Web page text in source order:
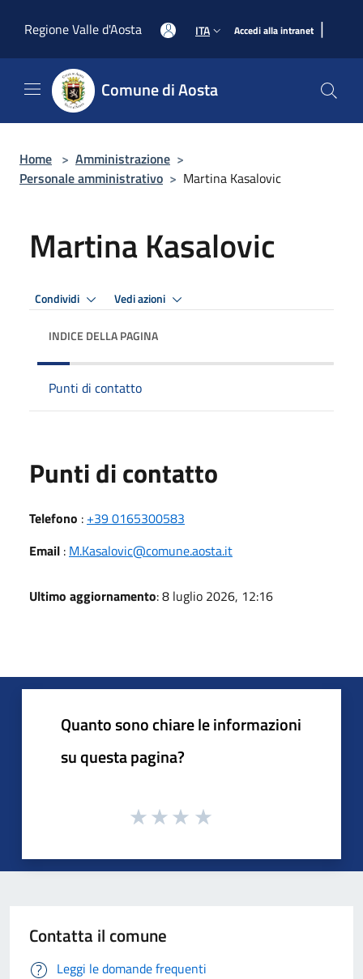
Regione Valle d'Aosta
ITA Accedi alla intranet |
Comune di Aosta
Home > Amministrazione >
Personale amministrativo > Martina Kasalovic
Martina Kasalovic
Condividi Vedi azioni
INDICE DELLA PAGINA
Punti di contatto
Punti di contatto
Telefono : +39 0165300583
Email : M.Kasalovic@comune.aosta.it
Ultimo aggiornamento: 8 luglio 2026, 12:16
Quanto sono chiare le informazioni
su questa pagina?
Contatta il comune
Leggi le domande frequenti